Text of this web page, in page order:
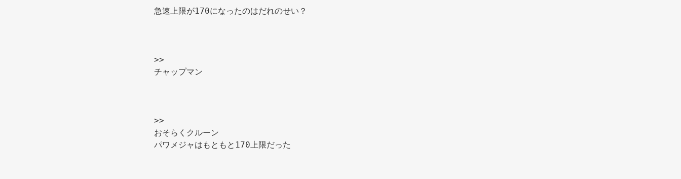
急速上限が170になったのはだれのせい？
>>
チャップマン
>>
おそらくクルーン
パワメジャはもともと170上限だった